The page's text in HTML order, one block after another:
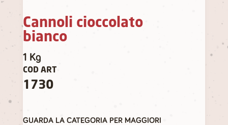
Cannoli cioccolato
bianco
1 Kg
COD ART
1730
GUARDA LA CATEGORIA PER MAGGIORI